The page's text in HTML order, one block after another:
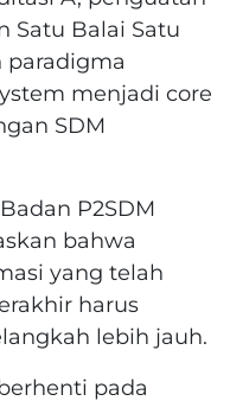
Satu Balai Satu
paradigma
menjadi core
SDM
P2SDM
bahwa
yang telah
harus
lebih jauh.
pada